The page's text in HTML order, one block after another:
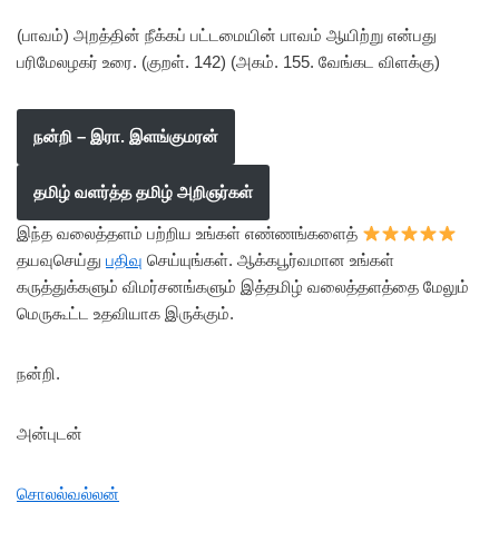
(பாவம்) அறத்தின் நீக்கப் பட்டமையின் பாவம் ஆயிற்று என்பது
பரிமேலழகர் உரை. (குறள். 142) (அகம். 155. வேங்கட விளக்கு)
நன்றி – இரா. இளங்குமரன்
தமிழ் வளர்த்த தமிழ் அறிஞர்கள்
இந்த வலைத்தளம் பற்றிய உங்கள் எண்ணங்களைத்
தயவுசெய்து பதிவு செய்யுங்கள். ஆக்கபூர்வமான உங்கள்
கருத்துக்களும் விமர்சனங்களும் இத்தமிழ் வலைத்தளத்தை மேலும்
மெருகூட்ட உதவியாக இருக்கும்.
நன்றி.
அன்புடன்
சொலல்வல்லன்